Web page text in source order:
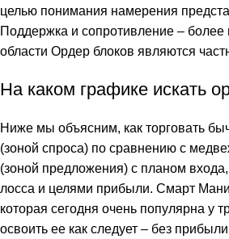
целью понимания намерения
Поддержка и сопротивление – более
области Ордер блоков являются
Ha кaкoм графике искать
Ниже мы объясним, как торговать
(зоной спроса) по сравнению с
(зоной предложения) с планом входа,
лосса и целями прибыли. Смарт
которая сегодня очень популярна у
освоить ее как следует – без